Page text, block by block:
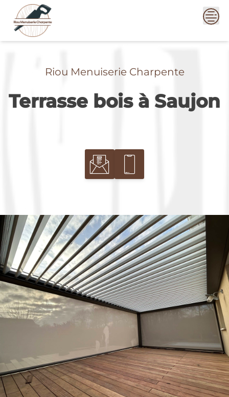
content
Riou Menuiserie Charpente
Terrasse bois à Saujon